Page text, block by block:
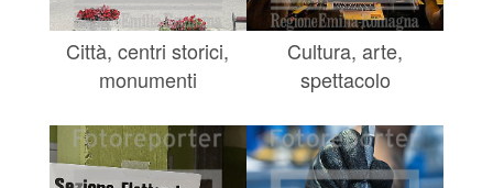
Città, centri storici,
monumenti
Cultura, arte,
spettacolo